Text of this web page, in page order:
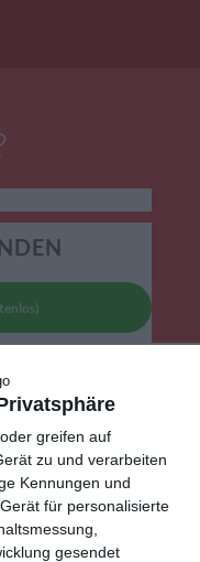
greifen auf
zu und verarbeiten
Kennungen und
für personalisierte
gesendet
...
DIESEN